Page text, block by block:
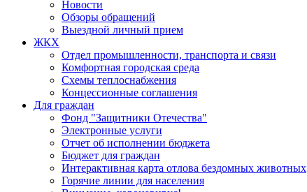
Новости
Обзоры обращений
Выездной личный прием
ЖКХ
Отдел промышленности, транспорта и связи
Комфортная городская среда
Схемы теплоснабжения
Концессионные соглашения
Для граждан
Фонд "Защитники Отечества"
Электронные услуги
Отчет об исполнении бюджета
Бюджет для граждан
Интерактивная карта отлова бездомных животных
Горячие линии для населения